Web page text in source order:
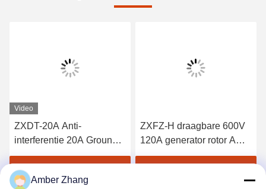
Video
ZXDT-20A Anti-
interferentie 20A Ground
Continuity Tester Down
Lead Conduction
ZXFZ-H draagbare 600V
120A generator rotor AC
impedantietester
Amber Zhang